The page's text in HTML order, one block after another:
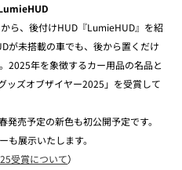
ら、後付けHUD『LumieHUD』を紹
が未搭載の車でも、後から置くだけ
2025年を象徴するカー用品の名品と
ッズオブザイヤー2025」を受賞して
売予定の新色も初公開予定です。
展示いたします。
受賞について）